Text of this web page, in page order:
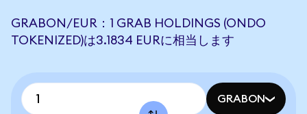
GRABON/EUR：1 GRAB HOLDINGS (ONDO
TOKENIZED)は3.1834 EURに相当します
GRABON